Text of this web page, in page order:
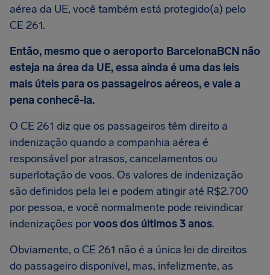
aérea da UE, você também está protegido(a) pelo
CE 261.
Então, mesmo que o aeroporto BarcelonaBCN não
esteja na área da UE, essa ainda é uma das leis
mais úteis para os passageiros aéreos, e vale a
pena conhecê-la.
O CE 261 diz que os passageiros têm direito a
indenização quando a companhia aérea é
responsável por atrasos, cancelamentos ou
superlotação de voos. Os valores de indenização
são definidos pela lei e podem atingir até R$2.700
por pessoa, e você normalmente pode reivindicar
indenizações porvoos dos últimos 3 anos.
Obviamente, o CE 261 não é a única lei de direitos
do passageiro disponível, mas, infelizmente, as